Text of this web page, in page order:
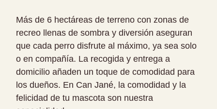
Más de 6 hectáreas de terreno con zonas de
recreo llenas de sombra y diversión aseguran
que cada perro disfrute al máximo, ya sea solo
o en compañía. La recogida y entrega a
domicilio añaden un toque de comodidad para
los dueños. En Can Jané, la comodidad y la
felicidad de tu mascota son nuestra